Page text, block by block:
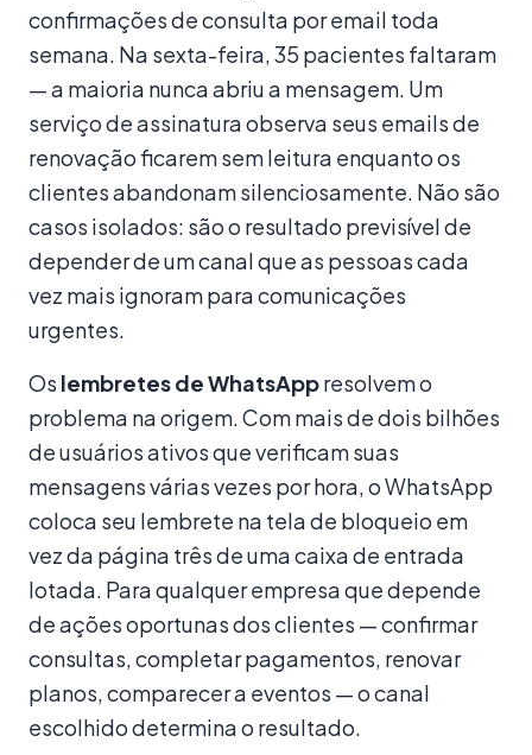
confirmações de consulta por email toda
semana. Na sexta-feira, 35 pacientes faltaram
— a maioria nunca abriu a mensagem. Um
serviço de assinatura observa seus emails de
renovação ficarem sem leitura enquanto os
clientes abandonam silenciosamente. Não são
casos isolados: são o resultado previsível de
depender de um canal que as pessoas cada
vez mais ignoram para comunicações
urgentes.
Os lembretes de WhatsAppresolvem o
problema na origem. Com mais de dois bilhões
de usuários ativos que verificam suas
mensagens várias vezes por hora, o WhatsApp
coloca seu lembrete na tela de bloqueio em
vez da página três de uma caixa de entrada
lotada. Para qualquer empresa que depende
de ações oportunas dos clientes — confirmar
consultas, completar pagamentos, renovar
planos, comparecer a eventos — o canal
escolhido determina o resultado.